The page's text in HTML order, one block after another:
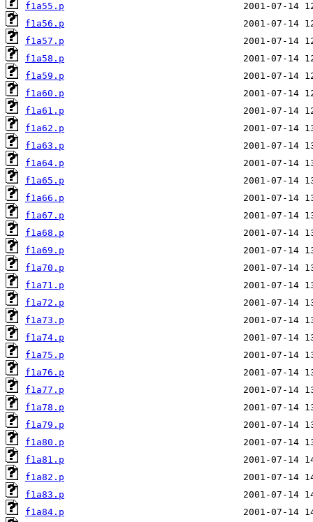
f1a55.p
f1a56.p
f1a57.p
f1a58.p
f1a59.p
f1a60.p
f1a61.p
f1a62.p
f1a63.p
f1a64.p
f1a65.p
f1a66.p
f1a67.p
f1a68.p
f1a69.p
f1a70.p
f1a71.p
f1a72.p
f1a73.p
f1a74.p
f1a75.p
f1a76.p
f1a77.p
f1a78.p
f1a79.p
f1a80.p
f1a81.p
f1a82.p
f1a83.p
f1a84.p